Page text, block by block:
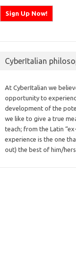
CyberItalian
At CyberItalian we
opportunity to
development of the
we like to give a true
teach; from the Latin
experience is the one
out) the best of him/